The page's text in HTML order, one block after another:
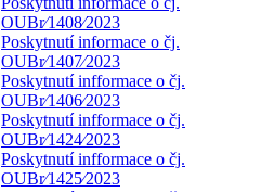
OUBr⁄1408⁄2023
Poskytnutí informace o čj.
OUBr⁄1407⁄2023
Poskytnutí infformace o čj.
OUBr⁄1406⁄2023
Poskytnutí infformace o čj.
OUBr⁄1424⁄2023
Poskytnutí infformace o čj.
OUBr⁄1425⁄2023